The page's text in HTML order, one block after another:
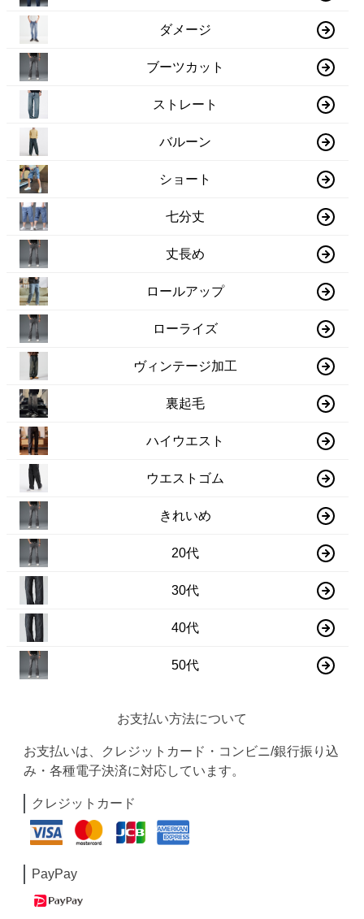
ダメージ
ブーツカット
ストレート
バルーン
ショート
七分丈
丈長め
ロールアップ
ローライズ
ヴィンテージ加工
裏起毛
ハイウエスト
ウエストゴム
きれいめ
20代
30代
40代
50代
お支払い方法について
お支払いは、クレジットカード・コンビニ/銀行振り込
み・各種電子決済に対応しています。
クレジットカード
PayPay